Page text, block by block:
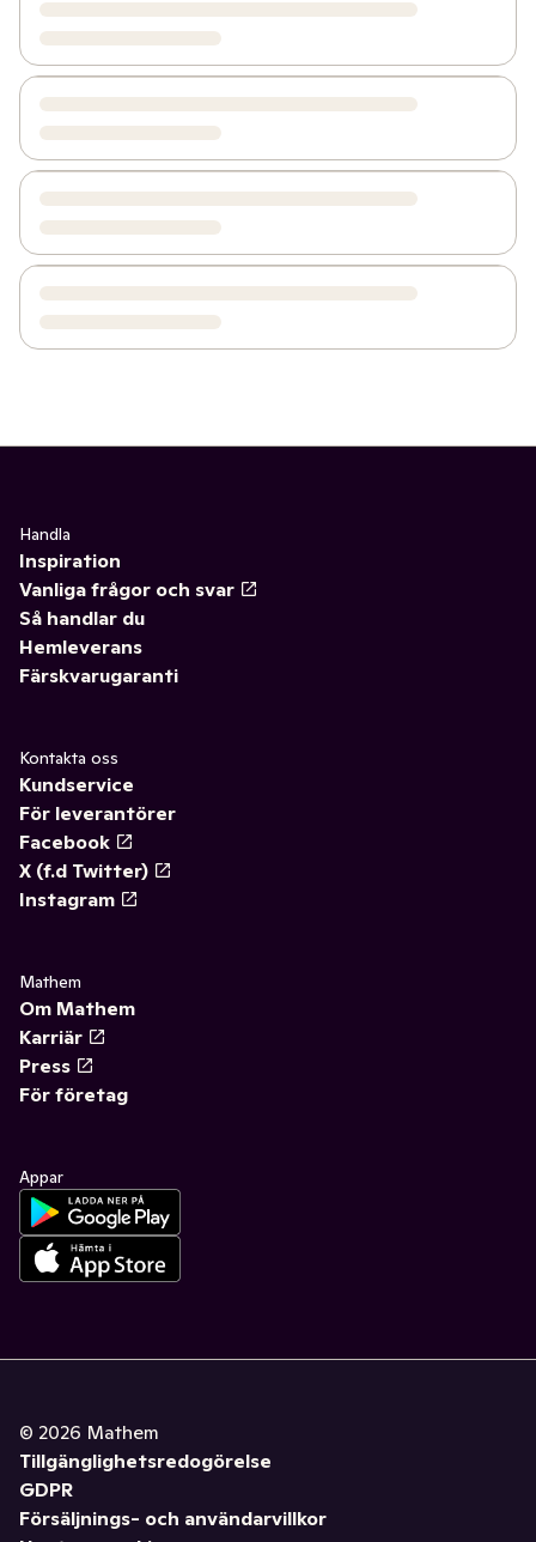
Handla
Inspiration
Vanliga frågor och svar
Så handlar du
Hemleverans
Färskvarugaranti
Kontakta oss
Kundservice
För leverantörer
Facebook
X (f.d Twitter)
Instagram
Mathem
Om Mathem
Karriär
Press
För företag
Appar
© 2026 Mathem
Tillgänglighetsredogörelse
GDPR
Försäljnings- och användarvillkor